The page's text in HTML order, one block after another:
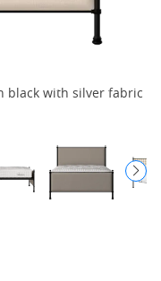
black with silver fabric